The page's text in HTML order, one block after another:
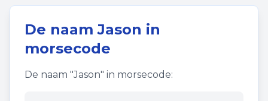
De naamJason in
morsecode
De naam "Jason" in morsecode: